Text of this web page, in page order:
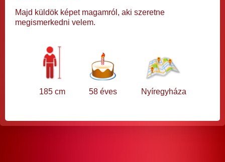
Majd küldök képet magamról, aki szeretne
megismerkedni velem.
185 cm 58 éves Nyíregyháza